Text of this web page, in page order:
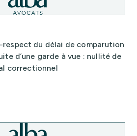
respect du délai de comparution
d’une garde à vue : nullité de
correctionnel